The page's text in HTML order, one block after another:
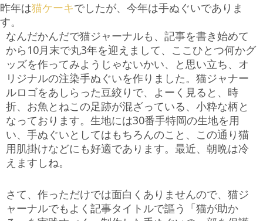
昨年は猫ケーキでしたが、今年は手ぬぐいでありま
す。
なんだかんだで猫ジャーナルも、記事を書き始めて
から10月末で丸3年を迎えまして、ここひとつ何かグ
ッズを作ってみようじゃないかい、と思い立ち、オ
リジナルの注染手ぬぐいを作りました。猫ジャナー
ルロゴをあしらった豆絞りで、よーく見ると、時
折、お魚とねこの足跡が混ざっている、小粋な柄と
なっております。生地には30番手特岡の生地を用
い、手ぬぐいとしてはもちろんのこと、この通り猫
用肌掛けなどにも好適であります。最近、朝晩は冷
えますしね。
さて、作っただけでは面白くありませんので、猫ジ
ャーナルでもよく記事タイトルで謳う「猫が助か